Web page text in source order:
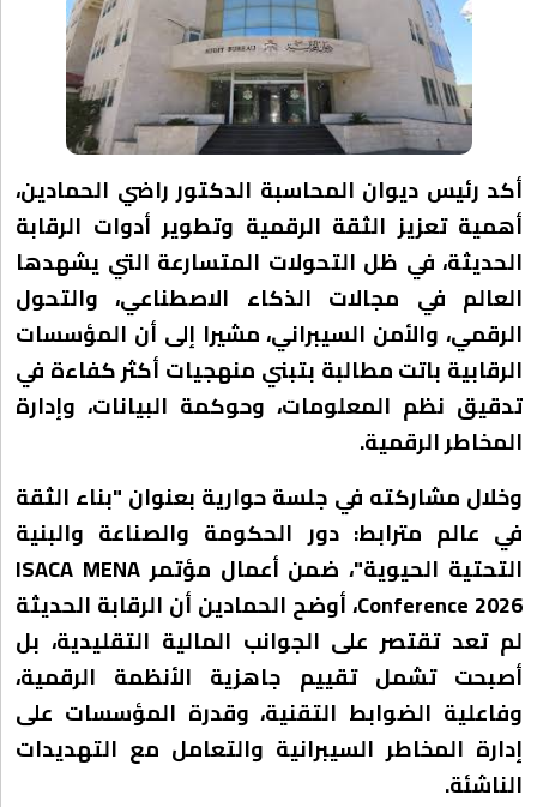
أكد رئيس ديوان المحاسبة الدكتور راضي الحمادين،
أهمية تعزيز الثقة الرقمية وتطوير أدوات الرقابة
الحديثة، في ظل التحولات المتسارعة التي يشهدها
العالم في مجالات الذكاء الاصطناعي، والتحول
الرقمي، والأمن السيبراني، مشيرا إلى أن المؤسسات
الرقابية باتت مطالبة بتبني منهجيات أكثر كفاءة في
تدقيق نظم المعلومات، وحوكمة البيانات، وإدارة
المخاطر الرقمية.
وخلال مشاركته في جلسة حوارية بعنوان "بناء الثقة
في عالم مترابط: دور الحكومة والصناعة والبنية
التحتية الحيوية"، ضمن أعمال مؤتمر ISACA MENA
Conference 2026، أوضح الحمادين أن الرقابة الحديثة
لم تعد تقتصر على الجوانب المالية التقليدية، بل
أصبحت تشمل تقييم جاهزية الأنظمة الرقمية،
وفاعلية الضوابط التقنية، وقدرة المؤسسات على
إدارة المخاطر السيبرانية والتعامل مع التهديدات
الناشئة.